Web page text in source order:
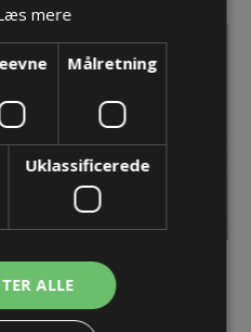
Blindprop - 6-kantet, M63
x 1,5mm med O-ring
76,60 kr.
mere
Målretning
Uklassificerede
ALLE